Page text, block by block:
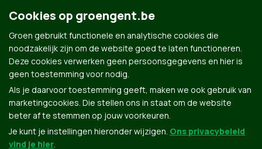
Cookies op groengent.be
Groen gebruikt functionele en analytische cookies die
noodzakelijk zijn om de website goed te laten functioneren.
Deze cookies verwerken geen persoonsgegevens en hier is
geen toestemming voor nodig.
Als je daarvoor toestemming geeft, maken we ook gebruik van
marketingcookies. Die stellen ons in staat om de website
beter af te stemmen op jouw voorkeuren.
Je kunt je instellingen hieronder wijzigen. Ons privacybeleid
vind je hier.